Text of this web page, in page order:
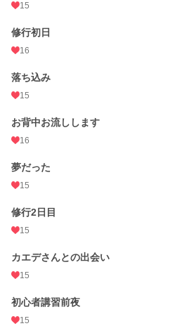
15
修行初日
16
落ち込み
15
お背中お流しします
16
夢だった
15
修行2日目
15
カエデさんとの出会い
15
初心者講習前夜
15